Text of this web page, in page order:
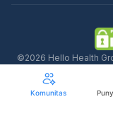
©2026 Hello Health
Komunitas